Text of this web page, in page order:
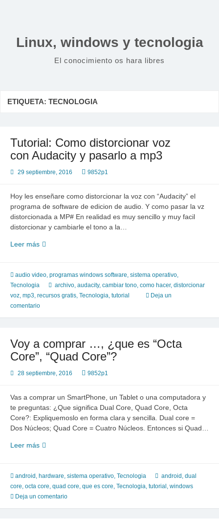
Linux, windows y tecnologia
El conocimiento os hara libres
ETIQUETA: TECNOLOGIA
Tutorial: Como distorcionar voz
con Audacity y pasarlo a mp3
29 septiembre, 2016 9852p1
Hoy les enseñare como distorcionar la voz con “Audacity” el
programa de software de edicion de audio. Y como pasar la vz
distorcionada a MP# En realidad es muy sencillo y muy facil
distorcionar y cambiarle el tono a la…
Leer másTutorial:
voz
con
Audacity
y
pasarlo
audio video, programas windows software, sistema operativo,
Tecnologia
archivo, audacity, cambiar tono, como hacer, distorcionar
voz, mp3, recursos gratis, Tecnologia, tutorial
Deja un
comentario
Voy a comprar …, ¿que es “Octa
Core”, “Quad Core”?
28 septiembre, 2016 9852p1
Vas a comprar un SmartPhone, un Tablet o una computadora y
te preguntas: ¿Que significa Dual Core, Quad Core, Octa
Core?: Expliquemoslo en forma clara y sencilla. Dual core =
Dos Núcleos; Quad Core = Cuatro Núcleos. Entonces si Quad…
Leer másVoy
…,
¿que
es
“Octa
android , hardware, sistema operativo, Tecnologia android , dual
core, octa core, quad core, que es core, Tecnologia, tutorial , windows
Deja un comentario